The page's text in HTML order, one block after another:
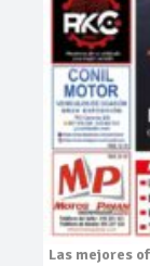
Las mejores